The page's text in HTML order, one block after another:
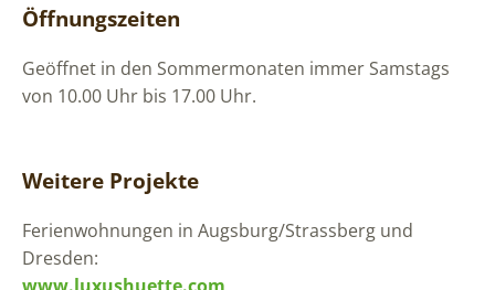
Öffnungszeiten
Geöffnet in den Sommermonaten immer Samstags
von 10.00 Uhr bis 17.00 Uhr.
Weitere Projekte
Ferienwohnungen in Augsburg/Strassberg und
Dresden: